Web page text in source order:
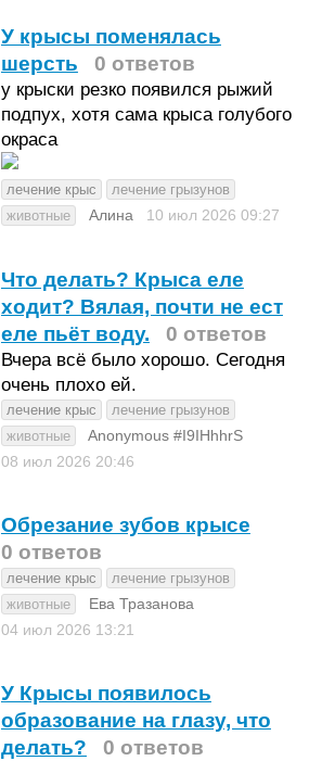
У крысы поменялась
шерсть
0 ответов
у крыски резко появился рыжий
подпух, хотя сама крыса голубого
окраса
лечение крыс
лечение грызунов
животные
Алина 10 июл 2026 09:27
Что делать? Крыса еле
ходит? Вялая, почти не ест
еле пьёт воду.
0 ответов
Вчера всё было хорошо. Сегодня
очень плохо ей.
лечение крыс
лечение грызунов
животные
Anonymous #I9IHhhrS
08 июл 2026 20:46
Обрезание зубов крысе
0 ответов
лечение крыс
лечение грызунов
животные
Ева Тразанова
04 июл 2026 13:21
У Крысы появилось
образование на глазу, что
делать?
0 ответов